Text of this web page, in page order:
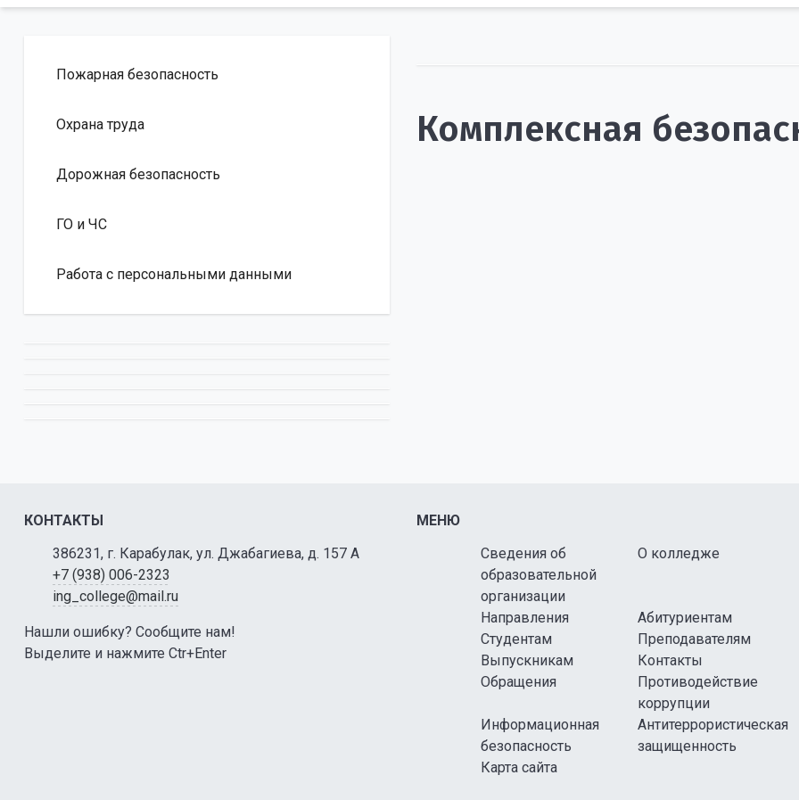
Пожарная безопасность
Охрана труда
Дорожная безопасность
ГО и ЧС
Работа с персональными данными
Комплексная
КОНТАКТЫ
386231, г. Карабулак, ул. Джабагиева, д. 157 А
+7 (938) 006-2323
ing_college@mail.ru
Нашли ошибку? Сообщите нам!
Выделите и нажмите Ctr+Enter
МЕНЮ
Сведения об
образовательной
организации
О колледже
Направления
Абитуриентам
Студентам
Преподавателям
Выпускникам
Контакты
Обращения
Противодействие
коррупции
Информационная
безопасность
Антитеррористическая
защищенность
Карта сайта